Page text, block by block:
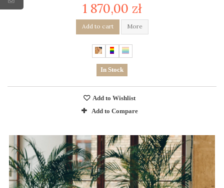
1 870,00 zł
Add to cart More
In Stock
Add to Wishlist
Add to Compare